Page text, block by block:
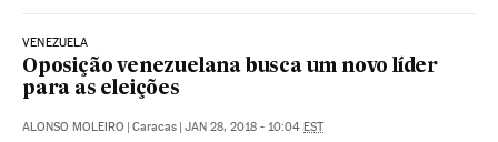
VENEZUELA
Oposição venezuelana busca um novo líder
para as eleições
ALONSO MOLEIRO | Caracas | JAN 28, 2018 - 10:04 EST